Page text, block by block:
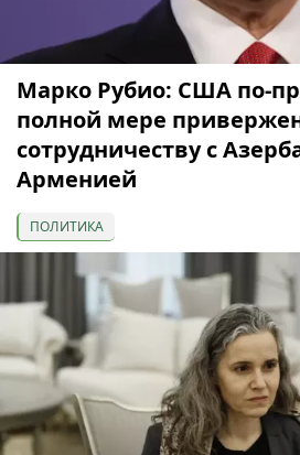
Марко Рубио: США по-
полной мере
сотрудничеству с
Арменией
ПОЛИТИКА